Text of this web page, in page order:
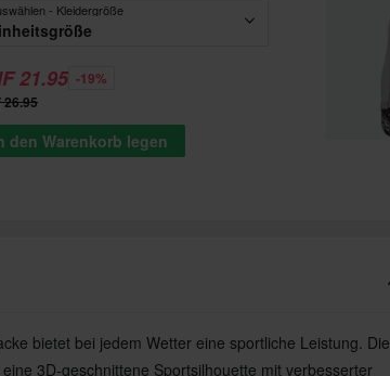
- Kleidergröße
21.95 -19%
26.95
den Warenkorb legen
bietet bei jedem Wetter eine sportliche Leistung. Die
3D-geschnittene Sportsilhouette mit verbesserter